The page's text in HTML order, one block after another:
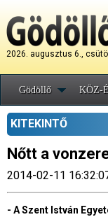
2026. augusztus 6.,
Gödöllő KÖZ-
KITEKINTŐ
Nőtt a
2014-02-11
- A Szent István